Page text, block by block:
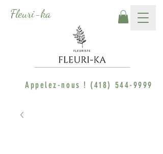
Fleuri-ka
Appelez-nous ! (418) 544-9999